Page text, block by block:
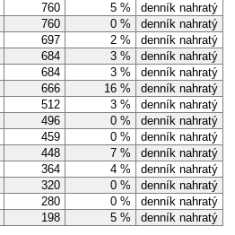
760 5 %
denník nahratý
760 0 %
denník nahratý
697 2 %
denník nahratý
684 3 %
denník nahratý
684 3 %
denník nahratý
666 16 %
denník nahratý
512 3 %
denník nahratý
496 0 %
denník nahratý
459 0 %
denník nahratý
448 7 %
denník nahratý
364 4 %
denník nahratý
320 0 %
denník nahratý
280 0 %
denník nahratý
198 5 % denník nahratý